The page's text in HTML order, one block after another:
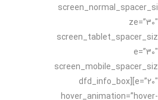
screen_normal_spacer_si
ze=”30″
screen_tablet_spacer_siz
e=”30″
screen_mobile_spacer_siz
e=”20″][dfd_info_box
hover_animation=”hover-